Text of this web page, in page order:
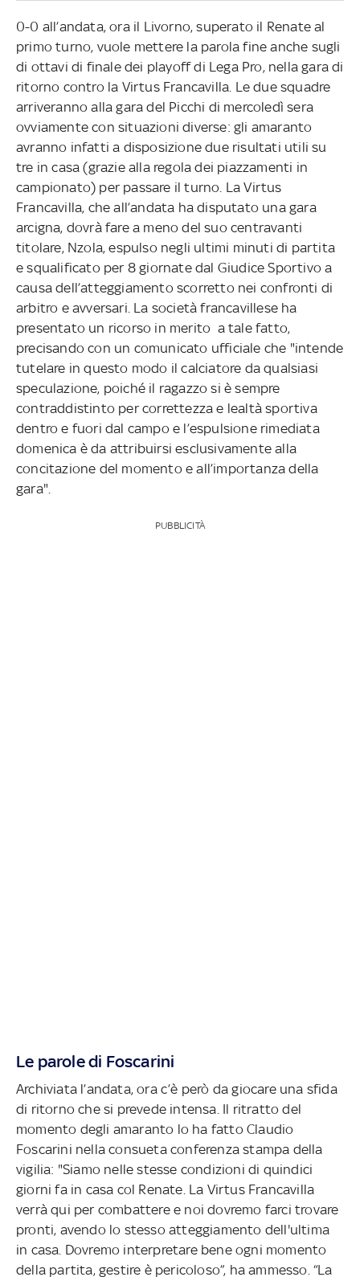
0-0 all’andata, ora il Livorno, superato il Renate al
primo turno, vuole mettere la parola fine anche sugli
di ottavi di finale dei playoff di Lega Pro, nella gara di
ritorno contro la Virtus Francavilla. Le due squadre
arriveranno alla gara del Picchi di mercoledì sera
ovviamente con situazioni diverse: gli amaranto
avranno infatti a disposizione due risultati utili su
tre in casa (grazie alla regola dei piazzamenti in
campionato) per passare il turno. La Virtus
Francavilla, che all’andata ha disputato una gara
arcigna, dovrà fare a meno del suo centravanti
titolare, Nzola, espulso negli ultimi minuti di partita
e squalificato per 8 giornate dal Giudice Sportivo a
causa dell’atteggiamento scorretto nei confronti di
arbitro e avversari. La società francavillese ha
presentato un ricorso in merito a tale fatto,
precisando con un comunicato ufficiale che "intende
tutelare in questo modo il calciatore da qualsiasi
speculazione, poiché il ragazzo si è sempre
contraddistinto per correttezza e lealtà sportiva
dentro e fuori dal campo e l’espulsione rimediata
domenica è da attribuirsi esclusivamente alla
concitazione del momento e all’importanza della
gara".
PUBBLICITÀ
Le parole di Foscarini
Archiviata l’andata, ora c’è però da giocare una sfida
di ritorno che si prevede intensa. Il ritratto del
momento degli amaranto lo ha fatto Claudio
Foscarini nella consueta conferenza stampa della
vigilia: "Siamo nelle stesse condizioni di quindici
giorni fa in casa col Renate. La Virtus Francavilla
verrà qui per combattere e noi dovremo farci trovare
pronti, avendo lo stesso atteggiamento dell'ultima
in casa. Dovremo interpretare bene ogni momento
della partita, gestire è pericoloso”, ha ammesso. “La